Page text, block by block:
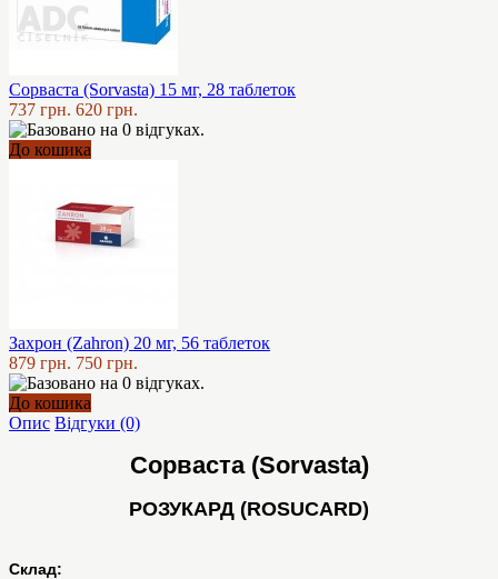
Сорваста (Sorvasta) 15 мг, 28 таблеток
737 грн. 620 грн.
До кошика
Захрон (Zahron) 20 мг, 56 таблеток
879 грн. 750 грн.
До кошика
Опис Відгуки (0)
Сорваста (Sorvasta)
РОЗУКАРД (ROSUCARD)
Склад: